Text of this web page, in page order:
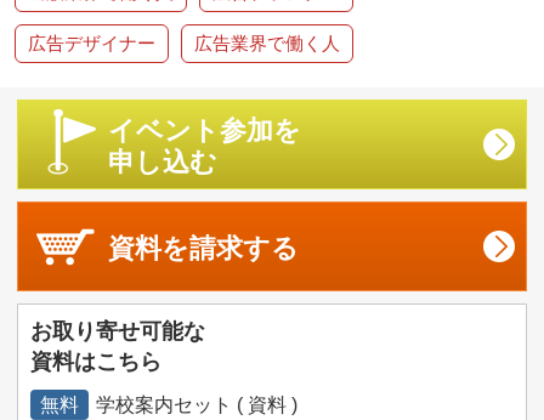
広告デザイナー 広告業界で働く人
イベント参加を
申し込む
資料を請求する
お取り寄せ可能な
資料はこちら
無料 学校案内セット ( 資料 )